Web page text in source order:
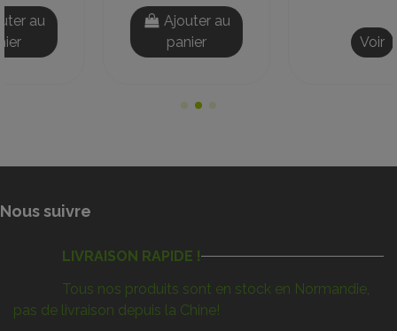
Voir
Nous suivre
LIVRAISON RAPIDE !
Tous nos produits sont en stock en Normandie,
pas de livraison depuis la Chine!